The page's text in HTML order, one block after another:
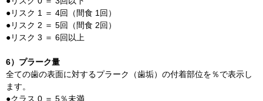
●リスク 1 ＝ 4回（間食 1回）
●リスク 2 ＝ 5回（間食 2回）
●リスク 3 ＝ 6回以上
6）プラーク量
全ての歯の表面に対するプラーク（歯垢）の付着部位を％で表示し
ます。
●クラス 0 ＝ 5％未満